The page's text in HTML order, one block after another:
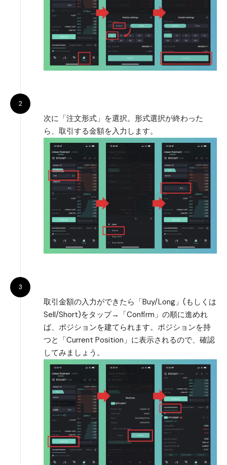
次に「注文形式」を選択。形式選択が終わった
ら、取引する金額を入力します。
取引金額の入力ができたら「Buy/Long」(もしくは
Sell/Short)をタップ→「Confirm」の順に進めれ
ば、ポジションを建てられます。ポジションを持
つと「Current Position」に表示されるので、確認
してみましょう。